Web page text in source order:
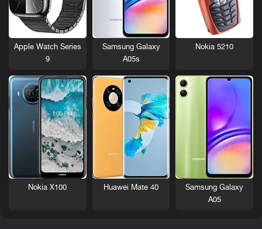
Nokia 5210
Samsung Galaxy
A05s
Apple Watch Series
9
Samsung Galaxy
A05
Huawei Mate 40
Nokia X100